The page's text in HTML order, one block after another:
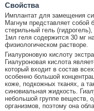
Свойства
Имплантат для замещения
Магнум представляет собой
стерильный гель
1мл геля содержится 30 мг
физиологическом растворе.
Гиалуроновую кислоту
Гиалуроновая кислота
который входит в состав
особенно большой
коже, подкожных тканях, а
синовиальная жидкость.
небольшой группе веществ,
организмов, поэтому она